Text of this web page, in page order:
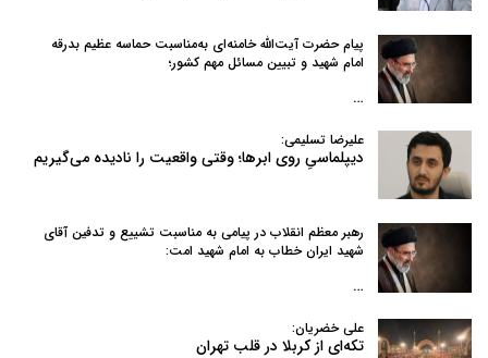
پیام حضرت آیت‌الله خامنه‌ای به‌مناسبت حماسه عظیم بدرقه
امام شهید و تبیین مسائل مهم کشور؛
…
علیرضا تسلیمی:
دیپلماسیِ روی ابرها؛ وقتی واقعیت را نادیده می‌گیریم
رهبر معظم انقلاب در پیامی به‌ مناسبت تشییع و تدفین آقای
شهید ایران خطاب به امام شهید امت:
…
علی خضریان:
تکه‌ای از کربلا در قلب تهران